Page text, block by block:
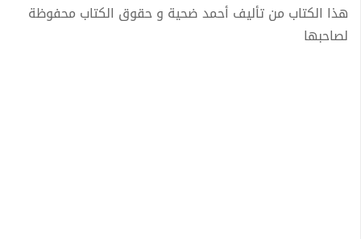
هذا الكتاب من تأليف أحمد ضحية و حقوق الكتاب محفوظة
لصاحبها